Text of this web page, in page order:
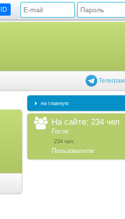
Телеграм
на главную
На сайте: 234 чел
Гости:
234 чел.
Пользователи: